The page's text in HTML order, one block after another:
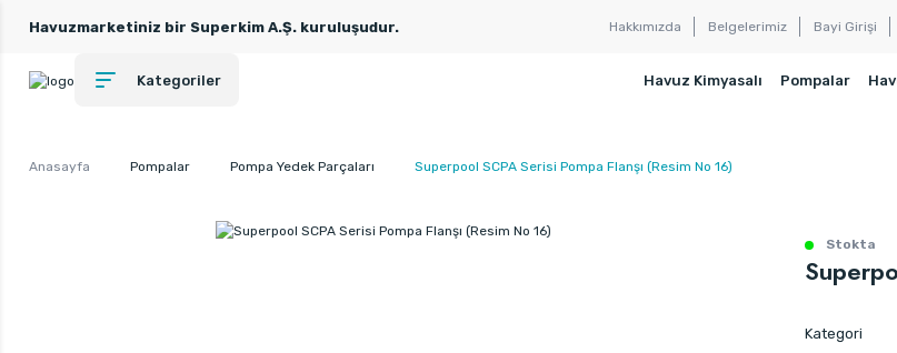
Havuzmarketiniz bir Superkim A.Ş. kuruluşudur. Hakkımızda Belgelerimiz Bayi Girişi
Kategoriler Havuz Kimyasalı Pompalar
Anasayfa Pompalar Pompa Yedek Parçaları Superpool SCPA Serisi Pompa Flanşı (Resim No 16)
Stokta
Kategori